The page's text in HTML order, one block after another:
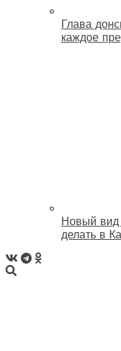
Глава
каждое
Новый вид
делать в